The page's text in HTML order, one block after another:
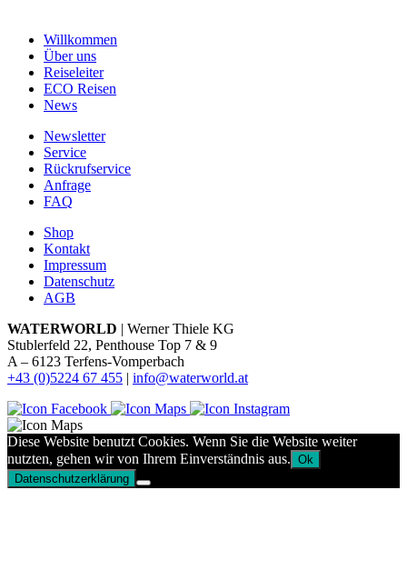
Willkommen
Über uns
Reiseleiter
ECO Reisen
News
Newsletter
Service
Rückrufservice
Anfrage
FAQ
Shop
Kontakt
Impressum
Datenschutz
AGB
WATERWORLD | Werner Thiele KG
Stublerfeld 22, Penthouse Top 7 & 9
A – 6123 Terfens-Vomperbach
+43 (0)5224 67 455 | info@waterworld.at
Diese Website benutzt Cookies. Wenn Sie die Website weiter
nutzten, gehen wir von Ihrem Einverständnis aus. Ok
Datenschutzerklärung